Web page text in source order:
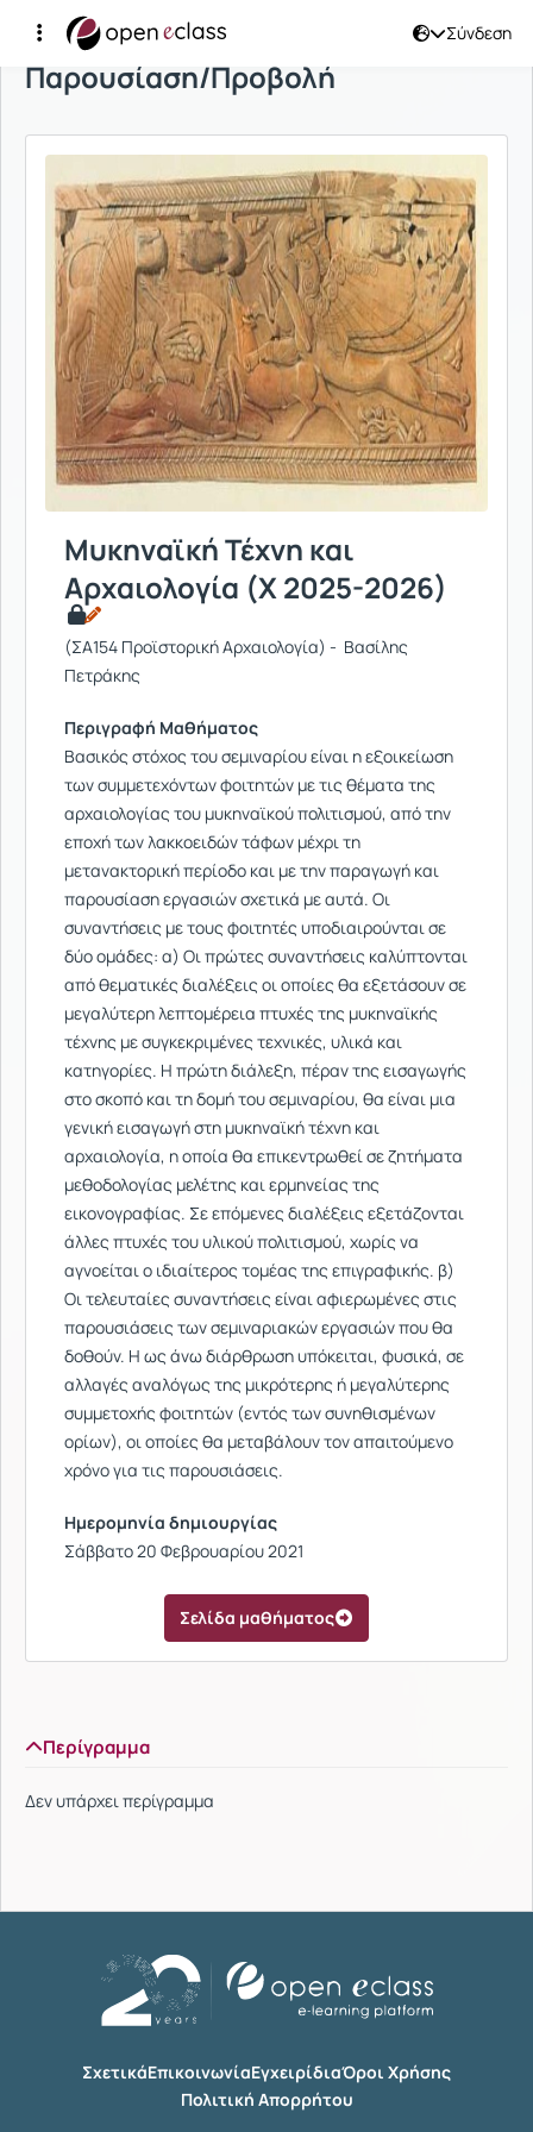
Σύνδεση
Παρουσίαση/Προβολή
Μυκηναϊκή Τέχνη και
Αρχαιολογία (Χ 2025-2026)
(ΣΑ154 Προϊστορική Αρχαιολογία) - Βασίλης
Πετράκης
Περιγραφή Μαθήματος
Βασικός στόχος του σεμιναρίου είναι η εξοικείωση
των συμμετεχόντων φοιτητών με τις θέματα της
αρχαιολογίας του μυκηναϊκού πολιτισμού, από την
εποχή των λακκοειδών τάφων μέχρι τη
μετανακτορική περίοδο και με την παραγωγή και
παρουσίαση εργασιών σχετικά με αυτά. Οι
συναντήσεις με τους φοιτητές υποδιαιρούνται σε
δύο ομάδες: α) Οι πρώτες συναντήσεις καλύπτονται
από θεματικές διαλέξεις οι οποίες θα εξετάσουν σε
μεγαλύτερη λεπτομέρεια πτυχές της μυκηναϊκής
τέχνης με συγκεκριμένες τεχνικές, υλικά και
κατηγορίες. Η πρώτη διάλεξη, πέραν της εισαγωγής
στο σκοπό και τη δομή του σεμιναρίου, θα είναι μια
γενική εισαγωγή στη μυκηναϊκή τέχνη και
αρχαιολογία, η οποία θα επικεντρωθεί σε ζητήματα
μεθοδολογίας μελέτης και ερμηνείας της
εικονογραφίας. Σε επόμενες διαλέξεις εξετάζονται
άλλες πτυχές του υλικού πολιτισμού, χωρίς να
αγνοείται ο ιδιαίτερος τομέας της επιγραφικής. β)
Οι τελευταίες συναντήσεις είναι αφιερωμένες στις
παρουσιάσεις των σεμιναριακών εργασιών που θα
δοθούν. Η ως άνω διάρθρωση υπόκειται, φυσικά, σε
αλλαγές αναλόγως της μικρότερης ή μεγαλύτερης
συμμετοχής φοιτητών (εντός των συνηθισμένων
ορίων), οι οποίες θα μεταβάλουν τον απαιτούμενο
χρόνο για τις παρουσιάσεις.
Ημερομηνία δημιουργίας
Σάββατο 20 Φεβρουαρίου 2021
Σελίδα μαθήματος
Περίγραμμα
Δεν υπάρχει περίγραμμα
ΣχετικάΕπικοινωνίαΕγχειρίδιαΌροι Χρήσης
Πολιτική Απορρήτου